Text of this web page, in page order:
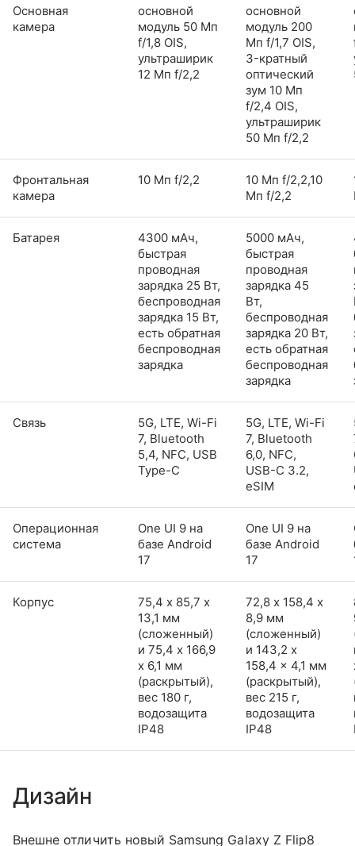
Основная
камера
основной
модуль 50 Мп
f/1,8 OIS,
ультраширик
12 Мп f/2,2
основной
модуль 200
Мп f/1,7 OIS,
3-кратный
оптический
зум 10 Мп
f/2,4 OIS,
ультраширик
50 Мп f/2,2
Фронтальная
камера
10 Мп f/2,2
10 Мп f/2,2,10
Мп f/2,2
Батарея
4300 мАч,
быстрая
проводная
зарядка 25 Вт,
беспроводная
зарядка 15 Вт,
есть обратная
беспроводная
зарядка
5000 мАч,
быстрая
проводная
зарядка 45
Вт,
беспроводная
зарядка 20 Вт,
есть обратная
беспроводная
зарядка
Связь
5G, LTE, Wi-Fi
7, Bluetooth
5,4, NFC, USB
Type-C
5G, LTE, Wi-Fi
7, Bluetooth
6,0, NFC,
USB-C 3.2,
eSIM
Операционная
система
One UI 9 на
базе Android
17
One UI 9 на
базе Android
17
Корпус
75,4 х 85,7 х
13,1 мм
(сложенный)
и 75,4 x 166,9
x 6,1 мм
(раскрытый),
вес 180 г,
водозащита
IP48
72,8 х 158,4 х
8,9 мм
(сложенный)
и 143,2 x
158,4 x 4,1 мм
(раскрытый),
вес 215 г,
водозащита
IP48
Дизайн
Внешне отличить новый Samsung Galaxy Z Flip8